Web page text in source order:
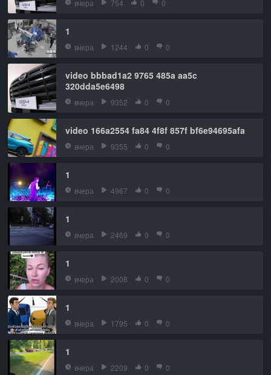
вчера 754 0 0
1
вчера 1244 0 0
video bbbad1a2 9765 485a aa5c
320dda5e6498
вчера 9352 0 0
video 166a2554 fa84 4f8f 857f bf6e94695afa
вчера 9355 0 0
1
вчера 4967 0 0
1
вчера 2469 0 0
1
вчера 2008 0 0
1
вчера 1795 0 0
1
вчера 2209 0 0